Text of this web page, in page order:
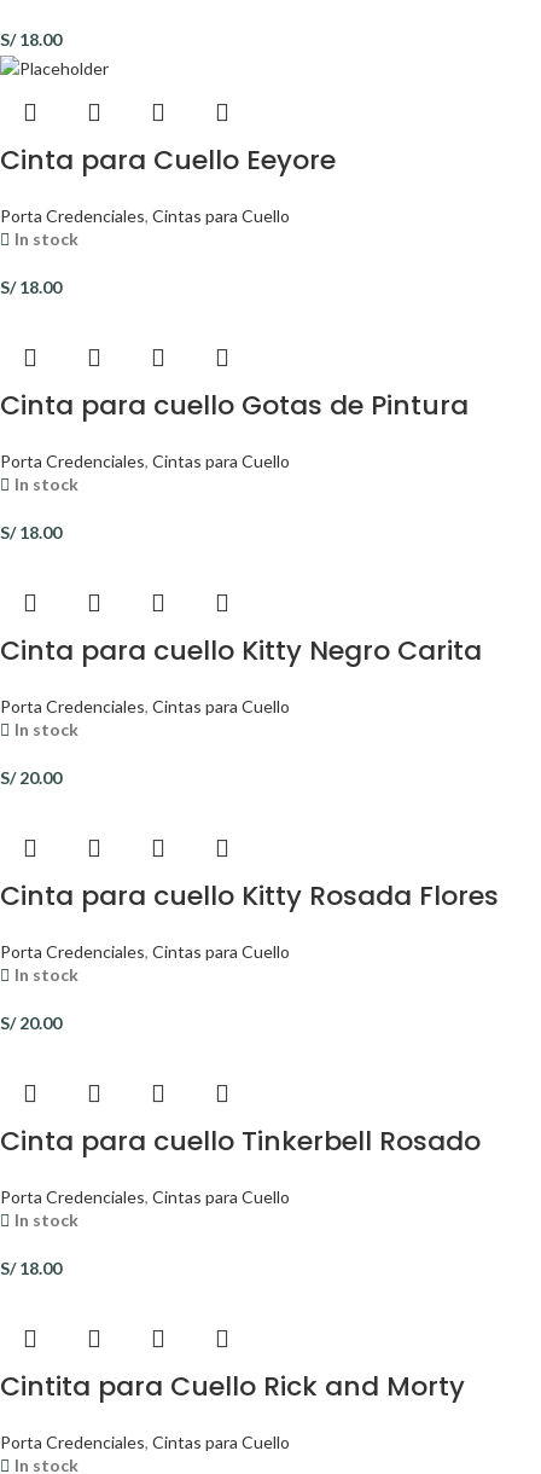
S/18.00
Cinta para Cuello Eeyore
Porta Credenciales, Cintas para Cuello
In stock
S/18.00
Cinta para cuello Gotas de Pintura
Porta Credenciales, Cintas para Cuello
In stock
S/18.00
Cinta para cuello Kitty Negro Carita
Porta Credenciales, Cintas para Cuello
In stock
S/20.00
Cinta para cuello Kitty Rosada Flores
Porta Credenciales, Cintas para Cuello
In stock
S/20.00
Cinta para cuello Tinkerbell Rosado
Porta Credenciales, Cintas para Cuello
In stock
S/18.00
Cintita para Cuello Rick and Morty
Porta Credenciales, Cintas para Cuello
In stock